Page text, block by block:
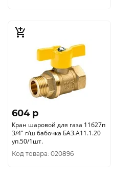
604 p
Кран шаровой для газа 11б27п
3/4" г/ш бабочка БАЗ.А11.1.20
уп.50/1шт.
Код товара: 020896